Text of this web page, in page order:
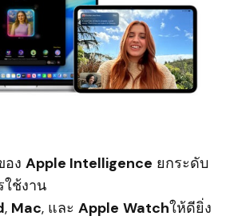
ง Apple Intelligence ยกระดับ
ช้งาน
, Mac, และ Apple Watchให้ดียิ่ง